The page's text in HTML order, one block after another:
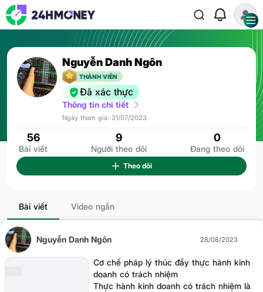
Nguyễn Danh Ngôn
THÀNH VIÊN
Đã xác thực
Thông tin chi tiết
Ngày tham gia: 31/07/2023
56
Bài viết
9
Người theo dõi
0
Đang theo dõi
Theo dõi
Bài viết Video ngắn
Nguyễn Danh Ngôn 28/08/2023
Cơ chế pháp lý thúc đẩy thực hành kinh
doanh có trách nhiệm
Thực hành kinh doanh có trách nhiệm là